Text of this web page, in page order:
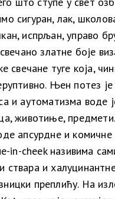
сигуран, лак,
испрљан, управо
златне боје
свечане туге која,
Њен потез
и аутоматизма воде
животиње,
апсурдне и
in-cheek називима
и
преплићу. На